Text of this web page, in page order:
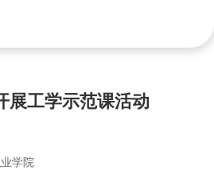
展工学示范课活动
学院